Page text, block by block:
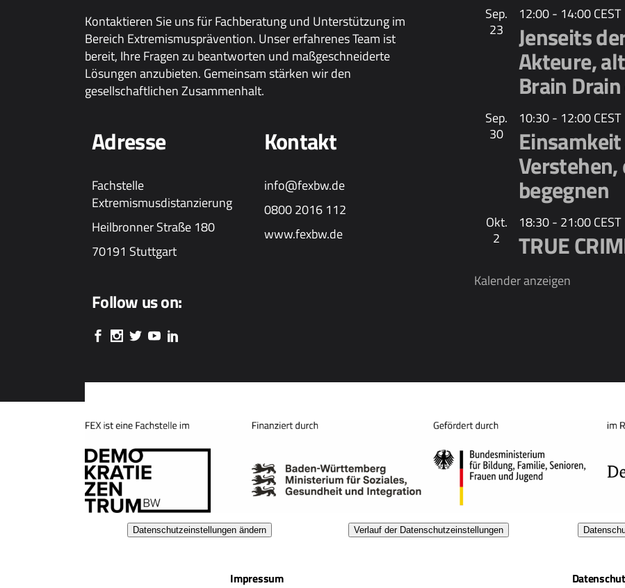
Kontaktieren Sie uns für Fachberatung und Unterstützung im
Bereich Extremismusprävention. Unser erfahrenes Team ist
bereit, Ihre Fragen zu beantworten und maßgeschneiderte
Lösungen anzubieten. Gemeinsam stärken wir den
gesellschaftlichen Zusammenhalt.
Adresse
Fachstelle
Extremismusdistanzierung
Heilbronner Straße 180
70191 Stuttgart
Kontakt
info@fexbw.de
0800 2016 112
www.fexbw.de
Follow us on:
Sep.
23
12:00- 14:00CEST
Jenseits
Akteure,
Brain
Sep.
30
10:30- 12:00CEST
begegnen
Okt.
2
18:30- 21:00CEST
TRUE
Kalender anzeigen
Datenschutzeinstellungen ändern Verlauf der Datenschutzeinstellungen
Impressum